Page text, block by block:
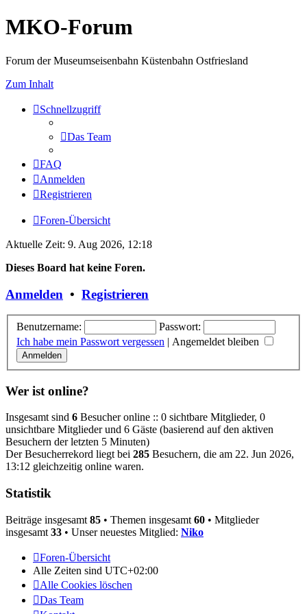
MKO-Forum
Forum der Museumseisenbahn Küstenbahn Ostfriesland
Zum Inhalt
Schnellzugriff
Das Team
FAQ
Anmelden
Registrieren
Foren-Übersicht
Aktuelle Zeit: 9. Aug 2026, 12:18
Dieses Board hat keine Foren.
Anmelden • Registrieren
Benutzername:
Passwort:
Ich habe mein Passwort vergessen | Angemeldet bleiben
Wer ist online?
Insgesamt sind 6 Besucher online :: 0 sichtbare Mitglieder, 0
unsichtbare Mitglieder und 6 Gäste (basierend auf den aktiven
Besuchern der letzten 5 Minuten)
Der Besucherrekord liegt bei 285 Besuchern, die am 22. Jun 2026,
13:12 gleichzeitig online waren.
Statistik
Beiträge insgesamt 85 • Themen insgesamt 60 • Mitglieder
insgesamt 33 • Unser neuestes Mitglied: Niko
Foren-Übersicht
Alle Zeiten sind UTC+02:00
Alle Cookies löschen
Das Team